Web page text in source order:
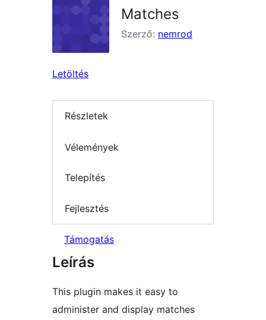
Matches
Szerző: nemrod
Letöltés
Részletek
Vélemények
Telepítés
Fejlesztés
Támogatás
Leírás
This plugin makes it easy to
administer and display matches